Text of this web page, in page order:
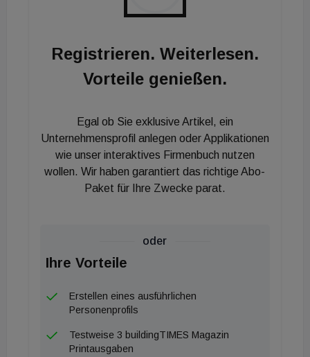
Holzbauweise und Geothermie
Im Erdgeschoß des Multifunktionsgebäudes
Chemielabore und Räume für die Lehre sowie ein
Mehrzwecksaal, im ersten Obergeschoß sind
Genetik-Labore und Büros angesiedelt.
Ergänzende Labor- und Technikflächen sind künftig
im Untergeschoß untergebracht. Beide
Lehre, Wissenschaft und Forschung. Die
kompakte Bauweise sorgt für einen geringen
Energieverbrauch. Die Decken und Wände der
Obergeschoße bestehen aus Holz und durch eine
Holzfassade soll sich das Gebäude optisch in die
Registrieren. Weiterlesen.
Vorteile genießen.
Egal ob Sie exklusive Artikel, ein
Unternehmensprofil anlegen oder Applikationen
wie unser interaktives Firmenbuch nutzen
wollen. Wir haben garantiert das richtige Abo-
Paket für Ihre Zwecke parat.
oder
Ihre Vorteile
Erstellen eines ausführlichen
Personenprofils
Testweise 3 buildingTIMES Magazin
Printausgaben